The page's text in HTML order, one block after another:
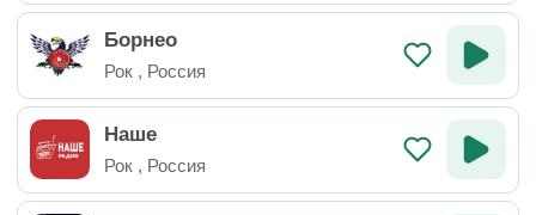
Борнео
Рок , Россия
Наше
Рок , Россия